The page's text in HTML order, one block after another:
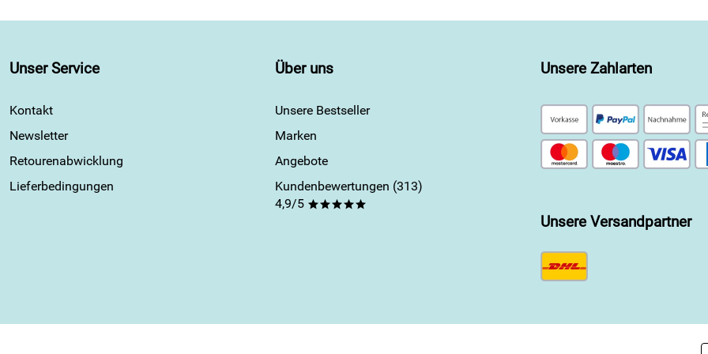
Unser Service
Kontakt
Newsletter
Retourenabwicklung
Lieferbedingungen
Über uns
Unsere Bestseller
Marken
Angebote
Kundenbewertungen (313)
4,9/5 *****
Unsere Zahlarten
Unsere Versandpartner